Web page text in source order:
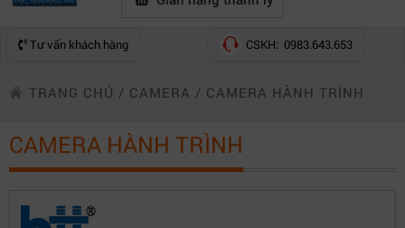
Tư vấn khách hàng CSKH: 0983.643.653
TRANG CHỦ / CAMERA / CAMERA HÀNH TRÌNH
CAMERA HÀNH TRÌNH